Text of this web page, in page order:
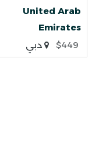
United Arab
Emirates
$449
دبي